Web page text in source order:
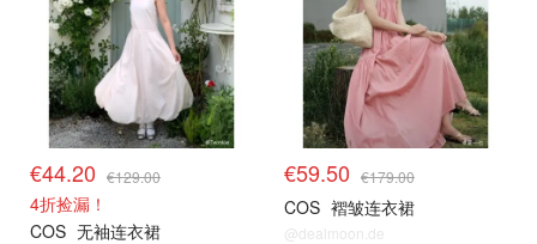
€44.20 €129.00
4折捡漏！
COS 无袖连衣裙
€59.50 €179.00
COS 褶皱连衣裙
@dealmoon.de